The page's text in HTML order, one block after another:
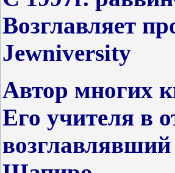
Возглавляет
Jewniversity
Автор многих
Его учителя в